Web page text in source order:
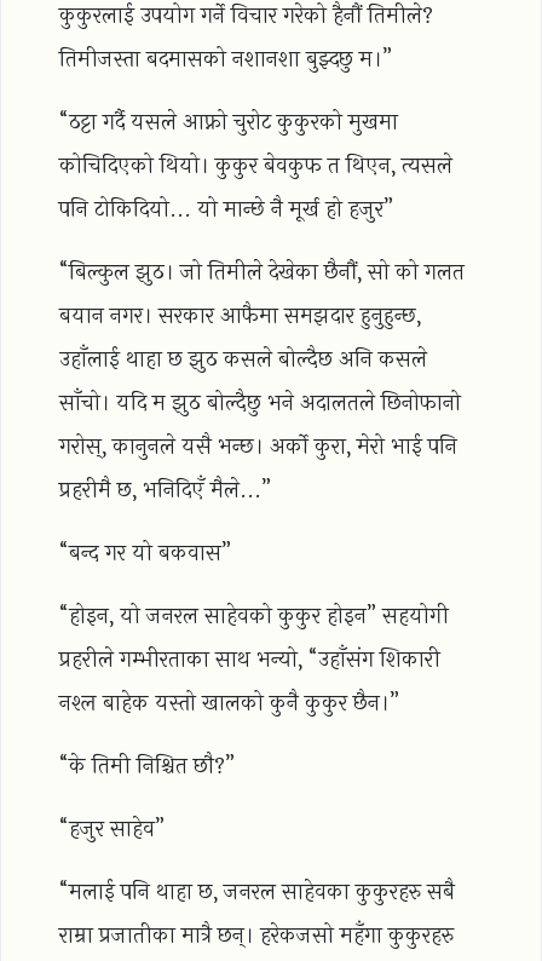
कुकुरलाई उपयोग गर्ने विचार गरेको हैनौं तिमीले?
तिमीजस्ता बदमासको नशानशा बुझ्दछु म।”
“ठट्टा गर्दै यसले आफ्नो चुरोट कुकुरको मुखमा
कोचिदिएको थियो। कुकुर बेवकुफ त थिएन, त्यसले
पनि टोकिदियो... यो मान्छे नै मूर्ख हो हजुर”
“बिल्कुल झुठ। जो तिमीले देखेका छैनौं, सो को गलत
बयान नगर। सरकार आफैमा समझदार हुनुहुन्छ,
उहाँलाई थाहा छ झुठ कसले बोल्दैछ अनि कसले
साँचो। यदि म झुठ बोल्दैछु भने अदालतले छिनोफानो
गरोस्, कानुनले यसै भन्छ। अर्को कुरा, मेरो भाई पनि
प्रहरीमै छ, भनिदिएँ मैले...”
“बन्द गर यो बकवास”
“होइन, यो जनरल साहेवको कुकुर होइन” सहयोगी
प्रहरीले गम्भीरताका साथ भन्यो, “उहाँसंग शिकारी
नश्ल बाहेक यस्तो खालको कुनै कुकुर छैन।”
“के तिमी निश्चित छौ?”
“हजुर साहेव”
“मलाई पनि थाहा छ, जनरल साहेवका कुकुरहरु सबै
राम्रा प्रजातीका मात्रै छन्। हरेकजसो महँगा कुकुरहरु